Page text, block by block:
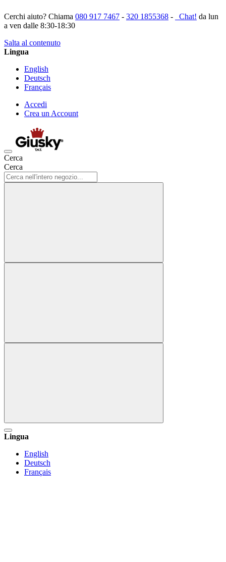
Cerchi aiuto? Chiama 080 917 7467 - 320 1855368 - Chat! da lun
a ven dalle 8:30-18:30
Salta al contenuto
Lingua
English
Deutsch
Français
Accedi
Crea un Account
Cerca
Cerca
Lingua
English
Deutsch
Français